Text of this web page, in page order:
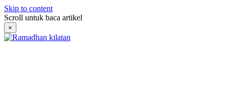
Skip to content
Scroll untuk baca artikel
×